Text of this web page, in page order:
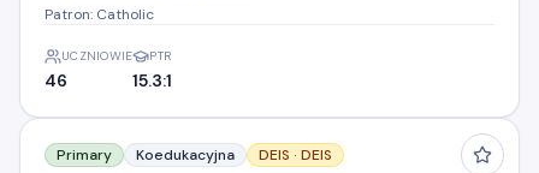
Patron: Catholic
UCZNIOWIE
46
PTR
15.3:1
Kilmovee N S
Primary Koedukacyjna DEIS · DEIS